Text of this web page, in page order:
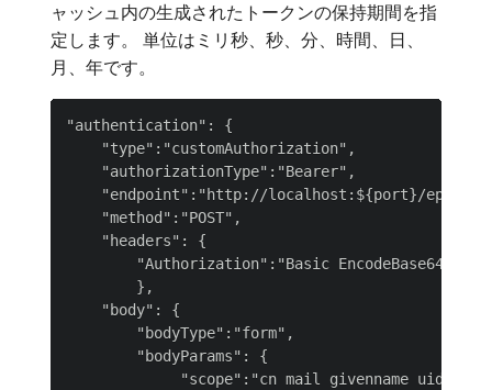
ャッシュ内の生成されたトークンの保持期間を指
定します。 単位はミリ秒、秒、分、時間、日、
月、年です。
"authentication": {
    "type":"customAuthorization",
    "authorizationType":"Bearer",
"endpoint":"http://localhost:${port}/
    "method":"POST",
    "headers": {
"Authorization":"Basic
        },
    "body": {
        "bodyType":"form",
        "bodyParams": {
"scope":"cn mail givenname uid